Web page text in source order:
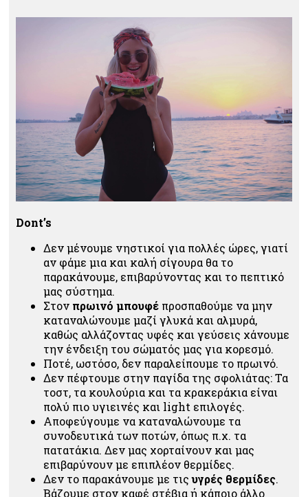
Dont’s
Δεν μένουμε νηστικοί για πολλές ώρες, γιατί
αν φάμε μια και καλή σίγουρα θα το
παρακάνουμε, επιβαρύνοντας και το πεπτικό
μας σύστημα.
Στον πρωινό μπουφέ προσπαθούμε να μην
καταναλώνουμε μαζί γλυκά και αλμυρά,
καθώς αλλάζοντας υφές και γεύσεις χάνουμε
την ένδειξη του σώματός μας για κορεσμό.
Ποτέ, ωστόσο, δεν παραλείπουμε το πρωινό.
Δεν πέφτουμε στην παγίδα της σφολιάτας: Τα
τοστ, τα κουλούρια και τα κρακεράκια είναι
πολύ πιο υγιεινές και light επιλογές.
Αποφεύγουμε να καταναλώνουμε τα
συνοδευτικά των ποτών, όπως π.χ. τα
πατατάκια. Δεν μας χορταίνουν και μας
επιβαρύνουν με επιπλέον θερμίδες.
Δεν το παρακάνουμε με τιςυγρές θερμίδες.
Βάζουμε στον καφέ στέβια ή κάποιο άλλο